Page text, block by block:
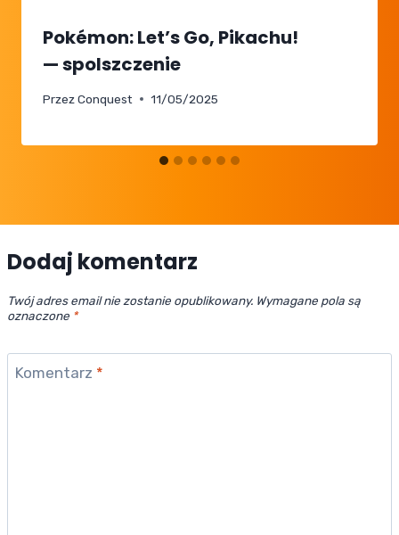
Pokémon: Let’s Go, Pikachu!
— spolszczenie
Przez Conquest 11/05/2025
Dodaj komentarz
Twój adres email nie zostanie opublikowany. Wymagane pola są
oznaczone *
Komentarz *